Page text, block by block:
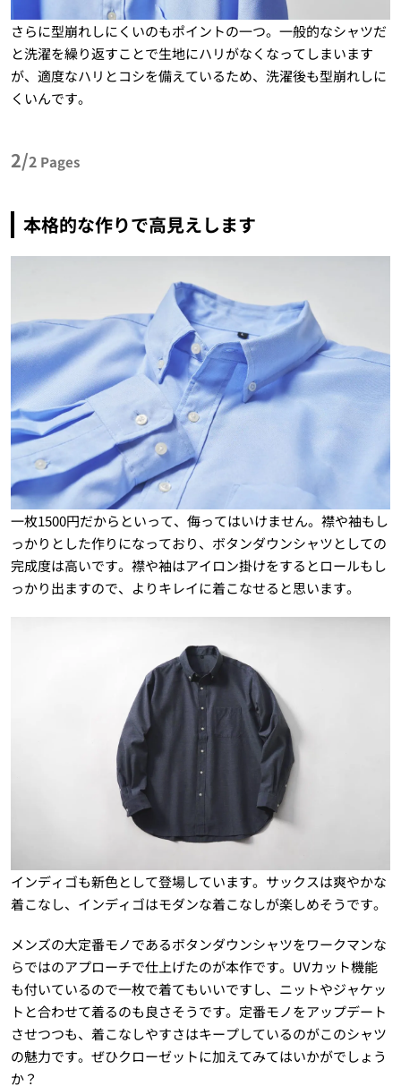
さらに型崩れしにくいのもポイントの一つ。一般的なシャツだ
と洗濯を繰り返すことで生地にハリがなくなってしまいます
が、適度なハリとコシを備えているため、洗濯後も型崩れしに
くいんです。
2/2 Pages
本格的な作りで高見えします
一枚1500円だからといって、侮ってはいけません。襟や袖もし
っかりとした作りになっており、ボタンダウンシャツとしての
完成度は高いです。襟や袖はアイロン掛けをするとロールもし
っかり出ますので、よりキレイに着こなせると思います。
インディゴも新色として登場しています。サックスは爽やかな
着こなし、インディゴはモダンな着こなしが楽しめそうです。
メンズの大定番モノであるボタンダウンシャツをワークマンな
らではのアプローチで仕上げたのが本作です。UVカット機能
も付いているので一枚で着てもいいですし、ニットやジャケッ
トと合わせて着るのも良さそうです。定番モノをアップデート
させつつも、着こなしやすさはキープしているのがこのシャツ
の魅力です。ぜひクローゼットに加えてみてはいかがでしょう
か？